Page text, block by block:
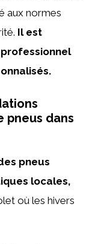
aux normes
Il est
pneus dans
pneus
locales,
où les hivers